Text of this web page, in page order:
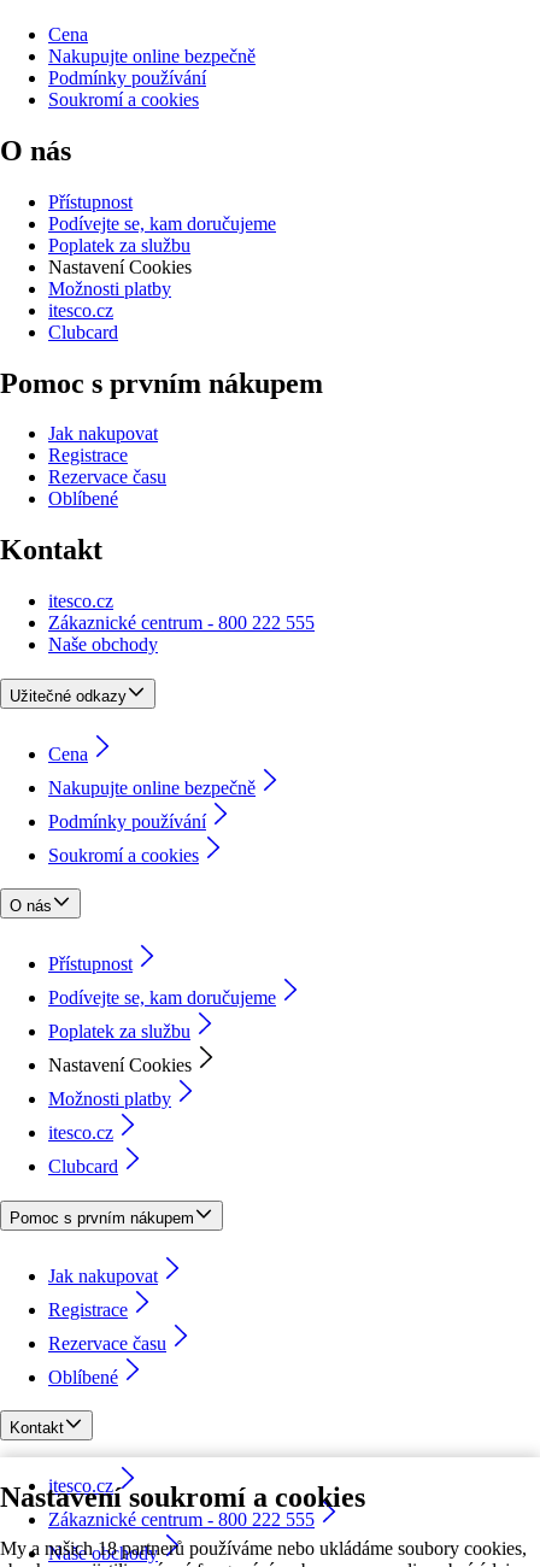
Nastavení soukromí a cookies
My a našich 18 partnerů používáme nebo ukládáme soubory cookies,
Cena
Nakupujte online bezpečně
Podmínky používání
Soukromí a cookies
O nás
Přístupnost
Podívejte se, kam doručujeme
Poplatek za službu
Nastavení Cookies
Možnosti platby
itesco.cz
Clubcard
Pomoc s prvním nákupem
Jak nakupovat
Registrace
Rezervace času
Oblíbené
Kontakt
itesco.cz
Zákaznické centrum - 800 222 555
Naše obchody
Užitečné odkazy
Cena
Nakupujte online bezpečně
Podmínky používání
Soukromí a cookies
O nás
Přístupnost
Podívejte se, kam doručujeme
Poplatek za službu
Nastavení Cookies
Možnosti platby
itesco.cz
Clubcard
Pomoc s prvním nákupem
Jak nakupovat
Registrace
Rezervace času
Oblíbené
Kontakt
itesco.cz
Zákaznické centrum - 800 222 555
Naše obchody